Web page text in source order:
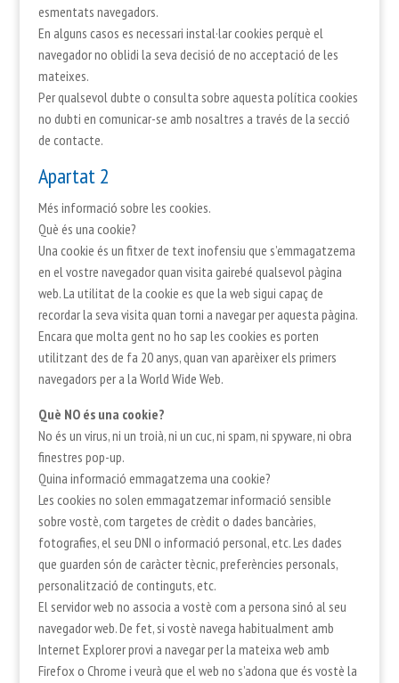
esmentats navegadors.
En alguns casos es necessari instal·lar cookies perquè el
navegador no oblidi la seva decisió de no acceptació de les
mateixes.
Per qualsevol dubte o consulta sobre aquesta política cookies
no dubti en comunicar-se amb nosaltres a través de la secció
de contacte.
Apartat 2
Més informació sobre les cookies.
Què és una cookie?
Una cookie és un fitxer de text inofensiu que s’emmagatzema
en el vostre navegador quan visita gairebé qualsevol pàgina
web. La utilitat de la cookie es que la web sigui capaç de
recordar la seva visita quan torni a navegar per aquesta pàgina.
Encara que molta gent no ho sap les cookies es porten
utilitzant des de fa 20 anys, quan van aparèixer els primers
navegadors per a la World Wide Web.
Què NO és una cookie?
No és un virus, ni un troià, ni un cuc, ni spam, ni spyware, ni obra
finestres pop-up.
Quina informació emmagatzema una cookie?
Les cookies no solen emmagatzemar informació sensible
sobre vostè, com targetes de crèdit o dades bancàries,
fotografies, el seu DNI o informació personal, etc. Les dades
que guarden són de caràcter tècnic, preferències personals,
personalització de continguts, etc.
El servidor web no associa a vostè com a persona sinó al seu
navegador web. De fet, si vostè navega habitualment amb
Internet Explorer provi a navegar per la mateixa web amb
Firefox o Chrome i veurà que el web no s’adona que és vostè la